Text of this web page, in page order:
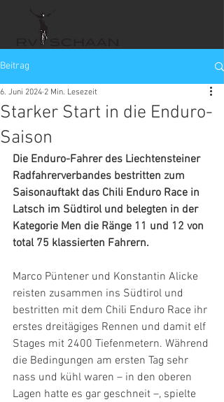
Beitrag
Starker Start in die Enduro-
Saison
6. Juni 2024 2 Min. Lesezeit
Die Enduro-Fahrer des Liechtensteiner
Radfahrerverbandes bestritten zum
Saisonauftakt das Chili Enduro Race in
Latsch im Südtirol und belegten in der
Kategorie Men die Ränge 11 und 12 von
total 75 klassierten Fahrern.
Marco Püntener und Konstantin Alicke
reisten zusammen ins Südtirol und
bestritten mit dem Chili Enduro Race ihr
erstes dreitägiges Rennen und damit elf
Stages mit 2400 Tiefenmetern. Während
die Bedingungen am ersten Tag sehr
nass und kühl waren – in den oberen
Lagen hatte es gar geschneit –, spielte